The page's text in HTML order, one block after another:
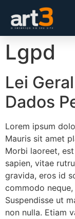
Lgpd
Lei
Dados
Lorem ipsum
Mauris sit amet
Morbi laoreet,
sapien, vitae
gravida, eros id
commodo
Suspendisse ut
non nulla. Etiam